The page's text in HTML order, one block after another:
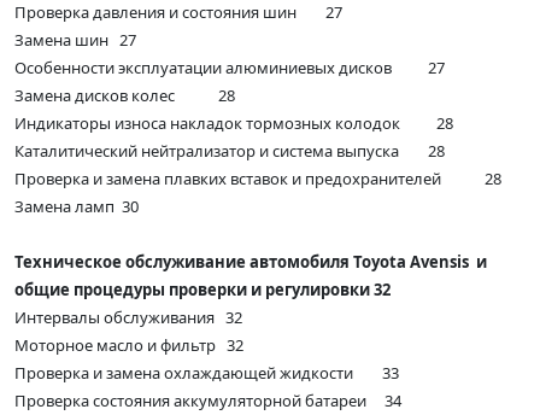
Проверка давления и состояния шин 27
Замена шин 27
Особенности эксплуатации алюминиевых дисков 27
Замена дисков колес 28
Индикаторы износа накладок тормозных колодок 28
Каталитический нейтрализатор и система выпуска 28
Проверка и замена плавких вставок и предохранителей 28
Замена ламп 30
Техническое обслуживание автомобиля Toyota Avensis и
общие процедуры проверки и регулировки 32
Интервалы обслуживания 32
Моторное масло и фильтр 32
Проверка и замена охлаждающей жидкости 33
Проверка состояния аккумуляторной батареи 34